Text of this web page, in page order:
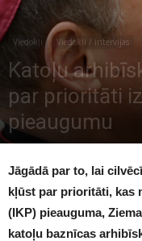
Viedokļi Viedokļi / intervijas
Katoļu
par prioritāti
pieaugumu
1573
Jāgādā par to, lai
kļūst par prioritāti, kas
(IKP) pieauguma,
katoļu baznīcas